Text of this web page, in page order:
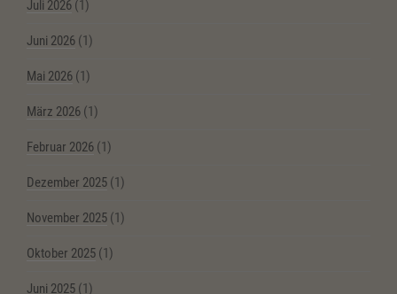
Juli 2026 (1)
Juni 2026 (1)
Mai 2026 (1)
März 2026 (1)
Februar 2026 (1)
Dezember 2025 (1)
November 2025 (1)
Oktober 2025 (1)
Juni 2025 (1)